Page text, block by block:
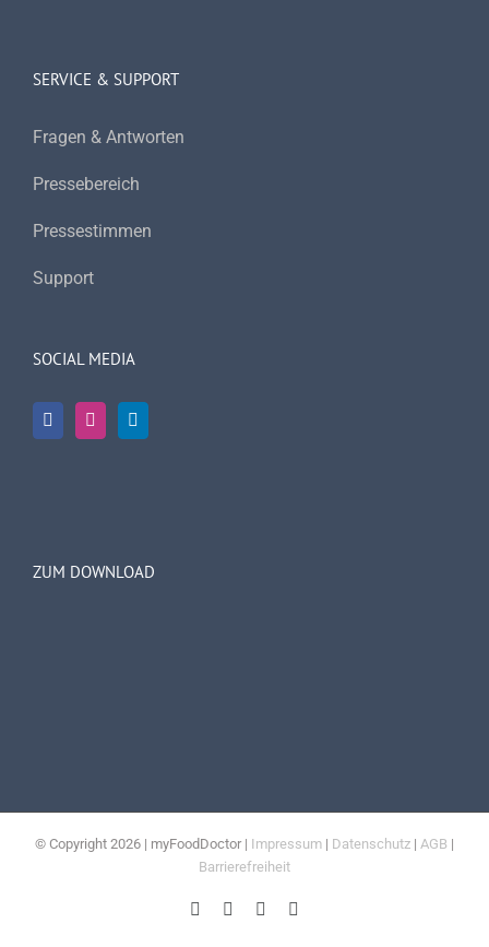
SERVICE & SUPPORT
Fragen & Antworten
Pressebereich
Pressestimmen
Support
SOCIAL MEDIA
ZUM DOWNLOAD
© Copyright 2026 | myFoodDoctor | Impressum | Datenschutz | AGB |
Barrierefreiheit
FacebookInstagram